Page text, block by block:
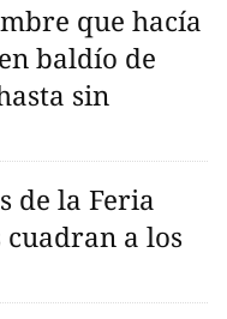
que hacía
baldío de
sin
de la Feria
a los